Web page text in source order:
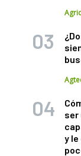
ser
y